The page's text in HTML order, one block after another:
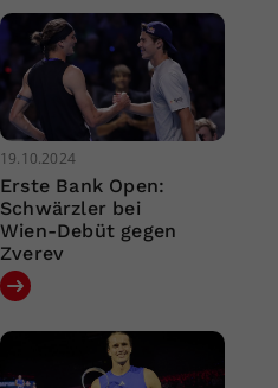
19.10.2024
Erste Bank Open:
Schwärzler bei
Wien-Debüt gegen
Zverev